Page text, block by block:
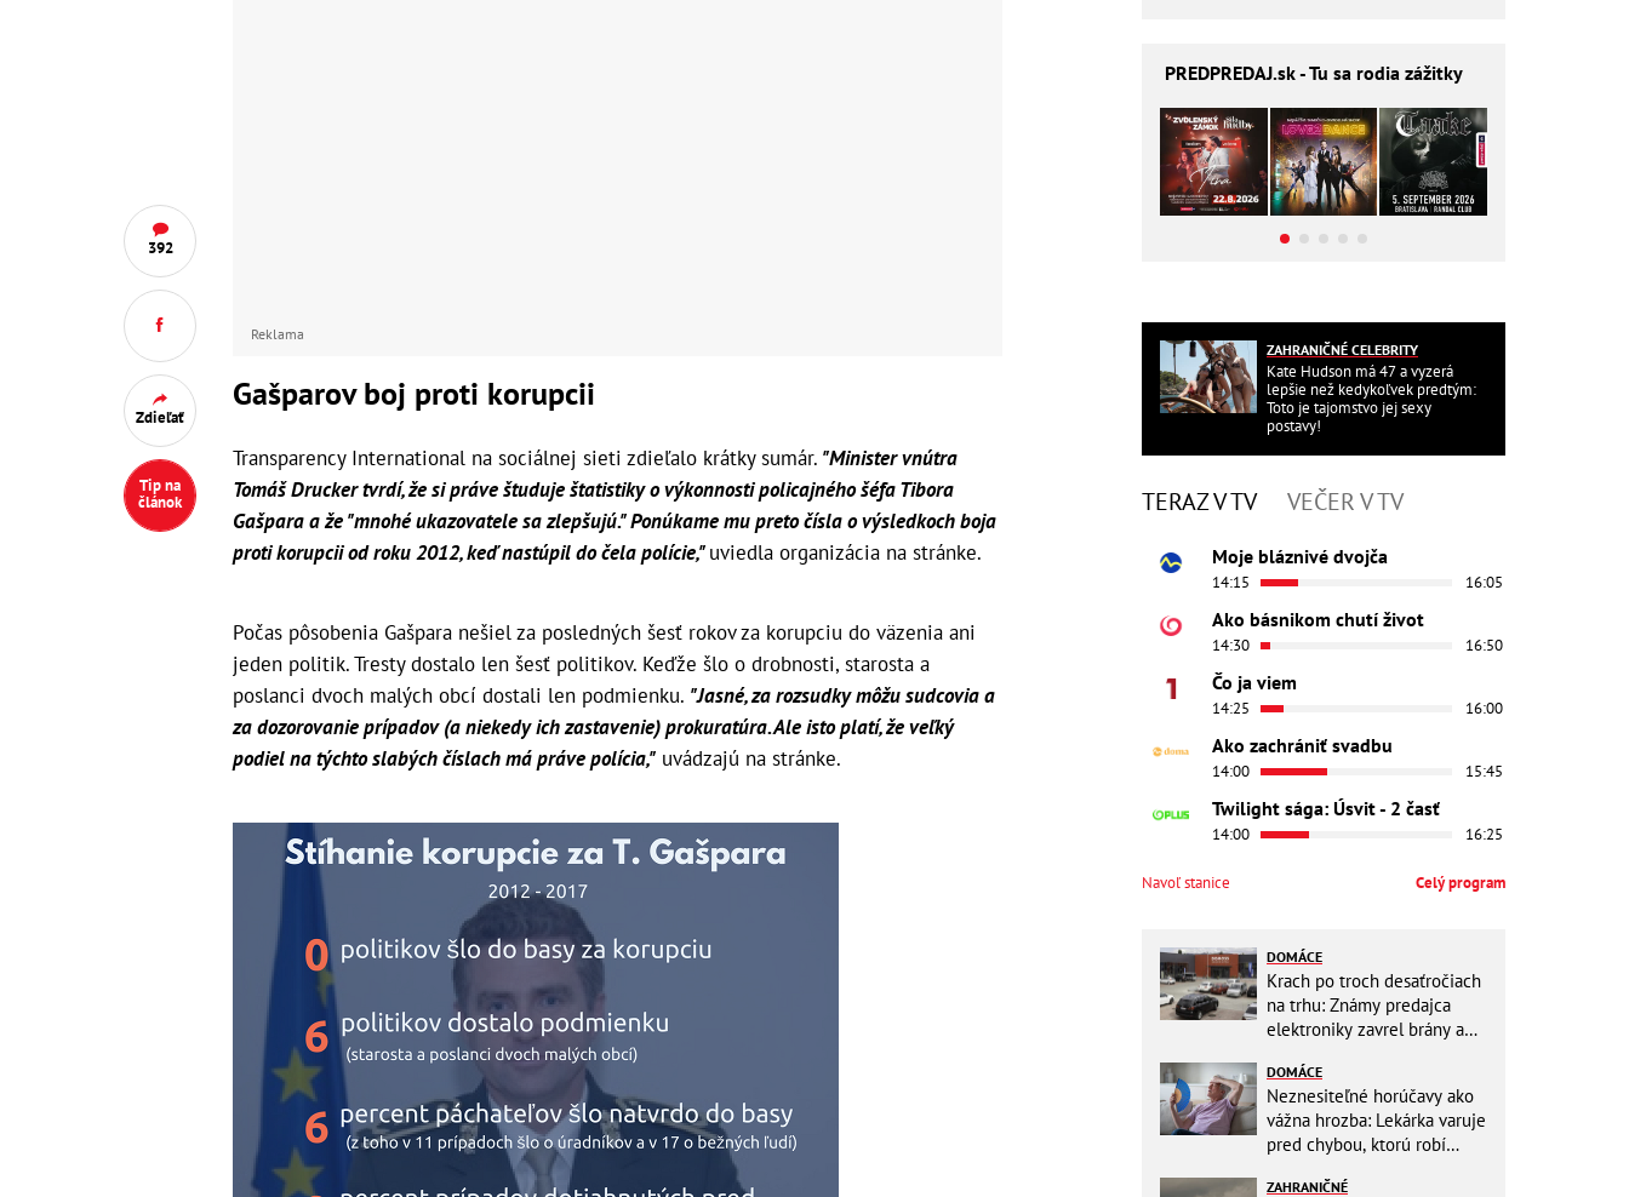
392
Zdieľať
Tip na
článok
Reklama
Gašparov boj proti korupcii
Transparency International na sociálnej sieti zdieľalo krátky sumár. "Minister vnútra
Tomáš Drucker tvrdí, že si práve študuje štatistiky o výkonnosti policajného šéfa Tibora
Gašpara a že "mnohé ukazovatele sa zlepšujú." Ponúkame mu preto čísla o výsledkoch boja
proti korupcii od roku 2012, keď nastúpil do čela polície,"uviedla organizácia na stránke.
Počas pôsobenia Gašpara nešiel za posledných šesť rokov za korupciu do väzenia ani
jeden politik. Tresty dostalo len šesť politikov. Keďže šlo o drobnosti, starosta a
poslanci dvoch malých obcí dostali len podmienku. "Jasné, za rozsudky môžu sudcovia a
za dozorovanie prípadov (a niekedy ich zastavenie) prokuratúra. Ale isto platí, že veľký
podiel na týchto slabých číslach má práve polícia," uvádzajú na stránke.
PREDPREDAJ.sk - Tu sa rodia zážitky
ZAHRANIČNÉ CELEBRITY
Kate Hudson má 47 a vyzerá
lepšie než kedykoľvek predtým:
Toto je tajomstvo jej sexy
postavy!
TERAZ V TV VEČER V TV
Moje bláznivé dvojča
14:15 16:05
Ako básnikom chutí život
14:30 16:50
Čo ja viem
14:25 16:00
Ako zachrániť svadbu
14:00 15:45
Twilight sága: Úsvit - 2 časť
14:00 16:25
Navoľ stanice Celý program
DOMÁCE
Krach po troch desaťročiach
na trhu: Známy predajca
elektroniky zavrel brány a
DOMÁCE
Neznesiteľné horúčavy ako
vážna hrozba: Lekárka varuje
pred chybou, ktorú robí
ZAHRANIČNÉ